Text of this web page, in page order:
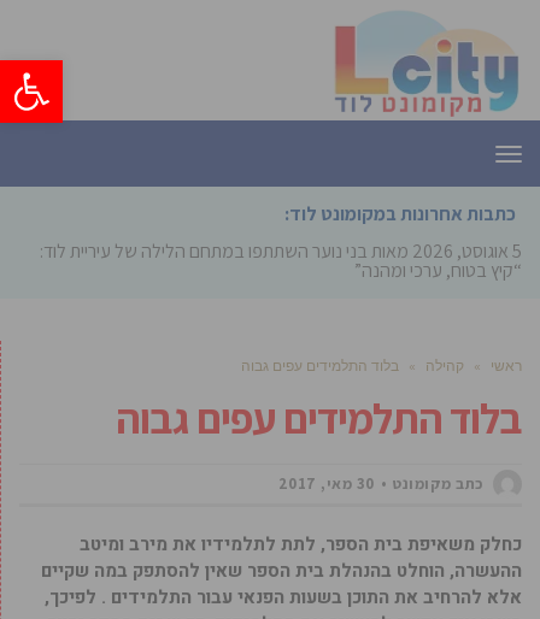
פתח
תפריט
כתבות אחרונות במקומונט לוד:
5 אוגוסט, 2026
מאות בני נוער השתתפו במתחם הלילה של עיריית לוד:
“קיץ בטוח, ערכי ומהנה”
ראשי » קהילה » בלוד התלמידים עפים גבוה
בלוד התלמידים עפים גבוה
כתב מקומונט 30 מאי, 2017
כחלק משאיפת בית הספר, לתת לתלמידיו את מירב ומיטב
ההעשרה, הוחלט בהנהלת בית הספר שאין להסתפק במה שקיים
אלא להרחיב את התוכן בשעות הפנאי עבור התלמידים . לפיכך,